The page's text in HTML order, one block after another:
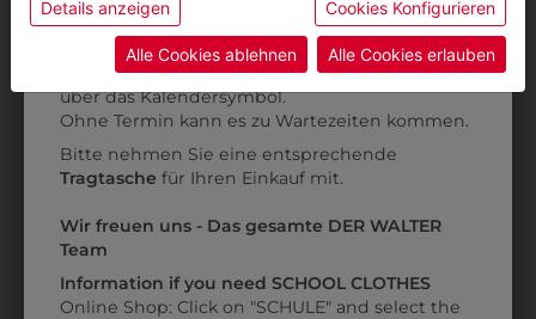
KOCHKNÖPFE
DREIECKSTUCH
ein, und es besteht das Risiko, dass US-Behörden
Daten ohne Klagemöglichkeit für Europäer überwachen.
Datenschutzerklärungbzw. im
Details anzeigen Cookies Konfigurieren
Alle Cookies ablehnen Alle Cookies erlauben
Online Shop: Klick auf SCHULE in der
Kategorie und die richtige Schule auswählen.
AnprobeVorort im Geschäft: Termin buchen
über das Kalendersymbol.
Ohne Termin kann es zu Wartezeiten kommen.
Bitte nehmen Sie eine entsprechende
Tragtasche für Ihren Einkauf mit.
Wir freuen uns - Das gesamte DER WALTER
Team
Information if you need SCHOOL CLOTHES
Online Shop: Click on "SCHULE" and select the